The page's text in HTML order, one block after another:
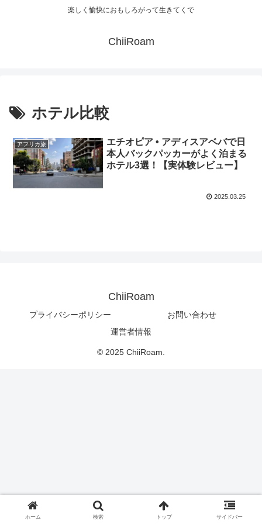
楽しく愉快におもしろがって生きてくで
ChiiRoam
ホテル比較
アフリカ旅
エチオピア • アディスアベバで日
本人バックパッカーがよく泊まる
ホテル3選！【実体験レビュー】
2025.03.25
ChiiRoam
プライバシーポリシー
お問い合わせ
運営者情報
© 2025 ChiiRoam.
ホーム 検索 トップ サイドバー